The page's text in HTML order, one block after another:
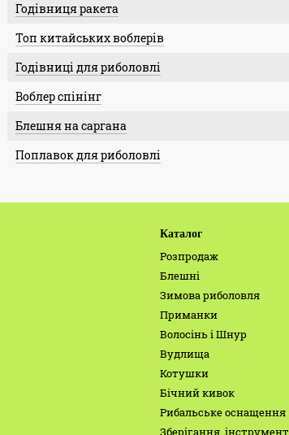
Годівниця ракета
Топ китайських воблерів
Годівниці для риболовлі
Воблер спінінг
Блешня на саргана
Поплавок для риболовлі
Каталог
Розпродаж
Блешні
Зимова риболовля
Приманки
Волосінь і Шнур
Вудлища
Котушки
Бічний кивок
Рибальське оснащення